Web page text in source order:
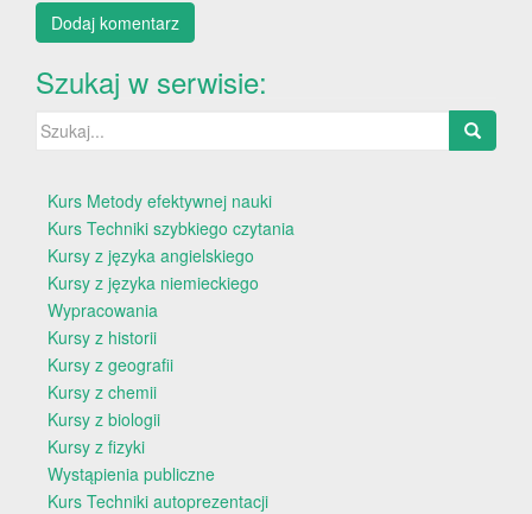
Szukaj w serwisie:
Szukaj:
Kurs Metody efektywnej nauki
Kurs Techniki szybkiego czytania
Kursy z języka angielskiego
Kursy z języka niemieckiego
Wypracowania
Kursy z historii
Kursy z geografii
Kursy z chemii
Kursy z biologii
Kursy z fizyki
Wystąpienia publiczne
Kurs Techniki autoprezentacji